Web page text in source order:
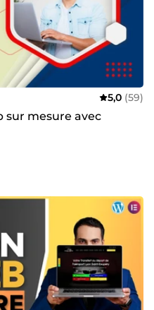
5,0 (59)
sur mesure avec